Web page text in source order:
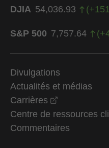
DJIA 54,036.93 (+
S&P 500 7,757.64 (+
Divulgations
Actualités et médias
Carrières
Centre de ressources
Commentaires